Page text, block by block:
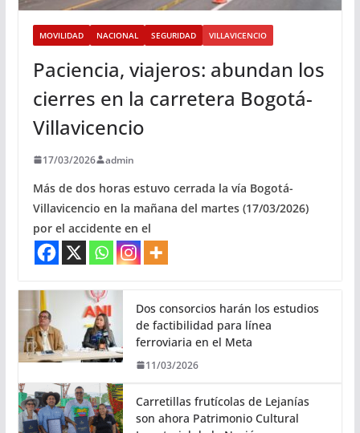
MOVILIDAD NACIONAL SEGURIDAD VILLAVICENCIO
Paciencia, viajeros: abundan los
cierres en la carretera Bogotá-
Villavicencio
17/03/2026 admin
Más de dos horas estuvo cerrada la vía Bogotá-
Villavicencio en la mañana del martes (17/03/2026)
por el accidente en el
Dos consorcios harán los estudios
de factibilidad para línea
ferroviaria en el Meta
11/03/2026
Carretillas frutícolas de Lejanías
son ahora Patrimonio Cultural